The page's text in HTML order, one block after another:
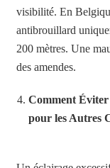
visibilité. En
antibrouillard
200 mètres. Une
des amendes.
Comment Éviter
pour les Autres